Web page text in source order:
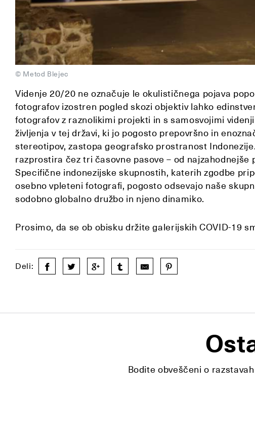
© Metod Blejec
Videnje 20/20 ne označuje le okulističnega pojava
fotografov izostren pogled skozi objektiv lahko
fotografov z raznolikimi projekti in s samosvojimi
življenja v tej državi, ki jo pogosto prepovršno in
stereotipov, zastopa geografsko prostranost
razprostira čez tri časovne pasove – od najzahodnejše
Specifične indonezijske skupnostih, katerih zgodbe
osebno vpleteni fotografi, pogosto odsevajo naše
sodobno globalno družbo in njeno dinamiko.
Prosimo, da se ob obisku držite galerijskih COVID-19
Deli:
Bodite obveščeni o